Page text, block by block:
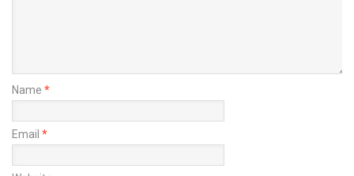
Name *
Email *